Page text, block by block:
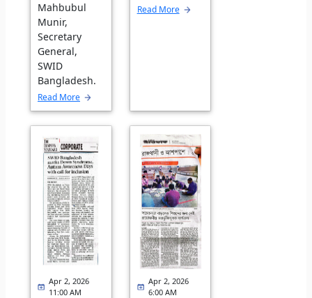
Mahbubul
Munir,
Secretary
General,
SWID
Bangladesh.
Read More
Read More
Apr 2, 2026
11:00 AM
Apr 2, 2026
6:00 AM